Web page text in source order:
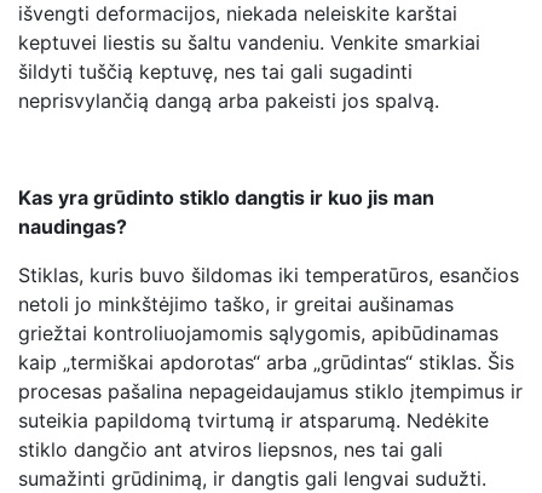
išvengti deformacijos, niekada neleiskite karštai
keptuvei liestis su šaltu vandeniu. Venkite smarkiai
šildyti tuščią keptuvę, nes tai gali sugadinti
neprisvylančią dangą arba pakeisti jos spalvą.
Kas yra grūdinto stiklo dangtis ir kuo jis man
naudingas?
Stiklas, kuris buvo šildomas iki temperatūros, esančios
netoli jo minkštėjimo taško, ir greitai aušinamas
griežtai kontroliuojamomis sąlygomis, apibūdinamas
kaip „termiškai apdorotas“ arba „grūdintas“ stiklas. Šis
procesas pašalina nepageidaujamus stiklo įtempimus ir
suteikia papildomą tvirtumą ir atsparumą. Nedėkite
stiklo dangčio ant atviros liepsnos, nes tai gali
sumažinti grūdinimą, ir dangtis gali lengvai sudužti.